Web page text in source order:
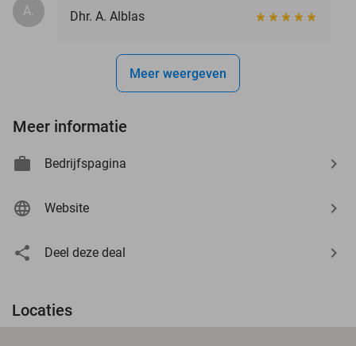
A. Dhr. A. Alblas
Meer weergeven
Meer informatie
Bedrijfspagina
Website
Deel deze deal
Locaties